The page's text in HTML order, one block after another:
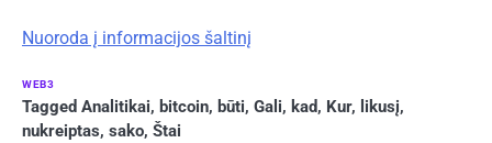
Nuoroda į informacijos šaltinį
WEB3
Tagged Analitikai, bitcoin, būti, Gali, kad, Kur, likusį,
nukreiptas, sako, Štai